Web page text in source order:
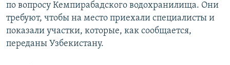
по вопросу Кемпирабадского водохранилища. Они
требуют, чтобы на место приехали специалисты и
показали участки, которые, как сообщается,
переданы Узбекистану.